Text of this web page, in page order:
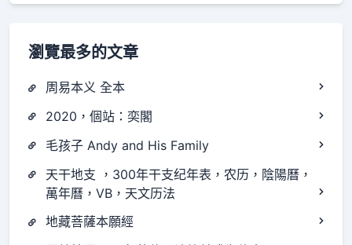
瀏覽最多的文章
周易本义 全本
2020，個站：奕閣
毛孩子 Andy and His Family
天干地支 ，300年干支纪年表，农历，陰陽曆，
萬年曆，VB，天文历法
地藏菩薩本願經